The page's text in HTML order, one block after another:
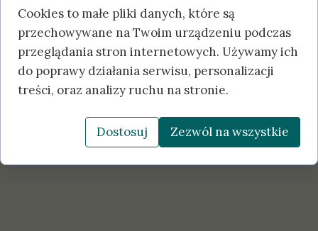
Cookies to małe pliki danych, które są
przechowywane na Twoim urządzeniu podczas
przeglądania stron internetowych. Używamy ich
do poprawy działania serwisu, personalizacji
treści, oraz analizy ruchu na stronie.
Dostosuj Zezwól na wszystkie